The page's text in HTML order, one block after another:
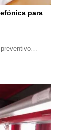
para